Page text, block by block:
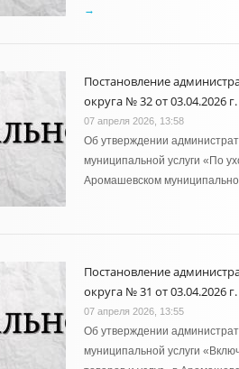
→
Постановление
округа № 32 от 03.04.2026 г.
07 апреля 2026, 13:58
Об утверждении
муниципальной услуги «По
Аромашевском
Постановление
округа № 31 от 03.04.2026 г.
07 апреля 2026, 13:55
Об утверждении
муниципальной услуги